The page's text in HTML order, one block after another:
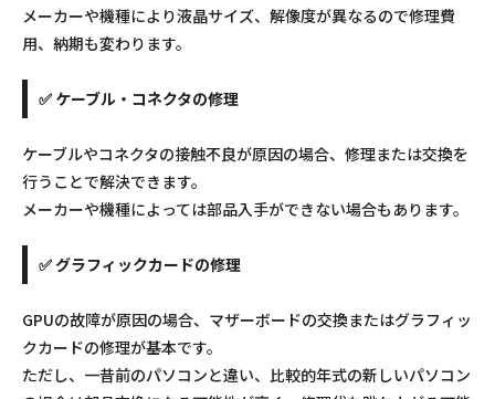
メーカーや機種により液晶サイズ、解像度が異なるので修理費
用、納期も変わります。
✅ ケーブル・コネクタの修理
ケーブルやコネクタの接触不良が原因の場合、修理または交換を
行うことで解決できます。
メーカーや機種によっては部品入手ができない場合もあります。
✅ グラフィックカードの修理
GPUの故障が原因の場合、マザーボードの交換またはグラフィッ
クカードの修理が基本です。
ただし、一昔前のパソコンと違い、比較的年式の新しいパソコン